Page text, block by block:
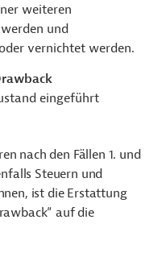
weiteren
und
vernichtet werden.
eingeführt
nach den Fällen 1. und
Steuern und
ist die Erstattung
auf die